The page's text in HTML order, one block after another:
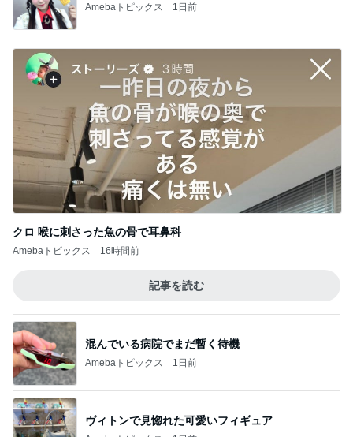
Amebaトピックス 1日前
クロ 喉に刺さった魚の骨で耳鼻科
Amebaトピックス 16時間前
記事を読む
混んでいる病院でまだ暫く待機
Amebaトピックス 1日前
ヴィトンで見惚れた可愛いフィギュア